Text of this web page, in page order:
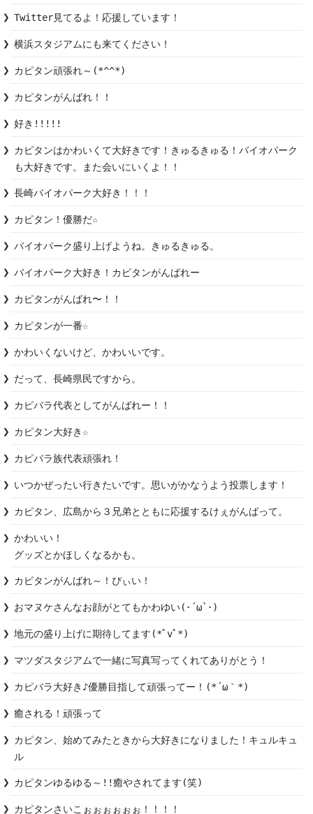
Twitter見てるよ！応援しています！
横浜スタジアムにも来てください！
カピタン頑張れ～(*^^*)
カピタンがんばれ！！
好き!!!!!
カピタンはかわいくて大好きです！きゅるきゅる！バイオパーク
も大好きです。また会いにいくよ！！
長崎バイオパーク大好き！！！
カピタン！優勝だ☆
バイオパーク盛り上げようね。きゅるきゅる。
カピタンがんばれ〜！！
カピタンが一番☆
かわいくないけど、かわいいです。
だって、長崎県民ですから。
カピバラ代表としてがんばれー！！
カピタン大好き☆
カピバラ族代表頑張れ！
いつかぜったい行きたいです。思いがかなうよう投票します！
カピタン、広島から３兄弟とともに応援するけぇがんばって。
かわいい！
グッズとかほしくなるかも。
カピタンがんばれ～！ぴぃい！
おマヌケさんなお顔がとてもかわゆい(･´ω`･)
地元の盛り上げに期待してます(*ﾟvﾟ*)
マツダスタジアムで一緒に写真写ってくれてありがとう！
カピバラ大好き♪優勝目指して頑張ってー！(*´ω｀*)
癒される！頑張って
カピタン、始めてみたときから大好きになりました！キュルキュ
ル
カピタンゆるゆる～!!癒やされてます(笑)
カピタンさいこぉぉぉぉぉぉ！！！！